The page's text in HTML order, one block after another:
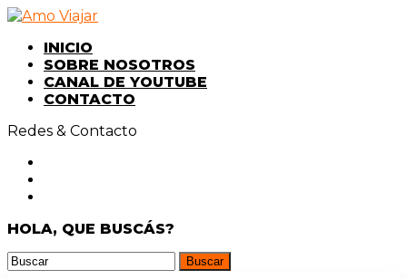
INICIO
SOBRE NOSOTROS
CANAL DE YOUTUBE
CONTACTO
Redes & Contacto
HOLA, QUE BUSCÁS?